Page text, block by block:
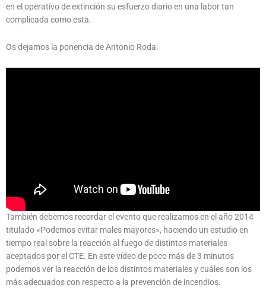
en el operativo de extinción su esfuerzo diario en una labor tan
complicada como esta.
Os dejamos la ponencia de Antonio Roda:
También debemos recordar el evento que realizamos en el año 2014
titulado «Podemos evitar males mayores», haciendo un estudio en
tiempo real sobre la reacción al fuego de distintos materiales
aceptados por el CTE. En este vídeo de poco más de 3 minutos
podemos ver la reacción de los distintos materiales y cuáles son los
más adecuados con respecto a la prevención de incendios.